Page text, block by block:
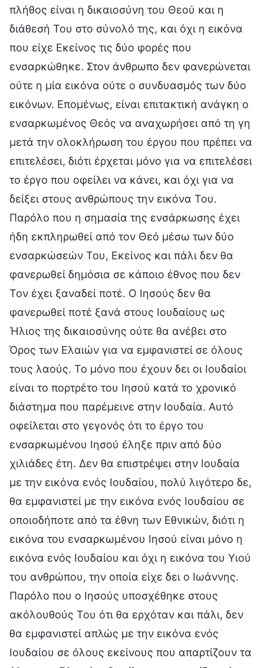
πλήθος είναι η δικαιοσύνη του Θεού και η
διάθεσή Του στο σύνολό της, και όχι η εικόνα
που είχε Εκείνος τις δύο φορές που
ενσαρκώθηκε. Στον άνθρωπο δεν φανερώνεται
ούτε η μία εικόνα ούτε ο συνδυασμός των δύο
εικόνων. Επομένως, είναι επιτακτική ανάγκη ο
ενσαρκωμένος Θεός να αναχωρήσει από τη γη
μετά την ολοκλήρωση του έργου που πρέπει να
επιτελέσει, διότι έρχεται μόνο για να επιτελέσει
το έργο που οφείλει να κάνει, και όχι για να
δείξει στους ανθρώπους την εικόνα Του.
Παρόλο που η σημασία της ενσάρκωσης έχει
ήδη εκπληρωθεί από τον Θεό μέσω των δύο
ενσαρκώσεών Του, Εκείνος και πάλι δεν θα
φανερωθεί δημόσια σε κάποιο έθνος που δεν
Τον έχει ξαναδεί ποτέ. Ο Ιησούς δεν θα
φανερωθεί ποτέ ξανά στους Ιουδαίους ως
Ήλιος της δικαιοσύνης ούτε θα ανέβει στο
Όρος των Ελαιών για να εμφανιστεί σε όλους
τους λαούς. Το μόνο που έχουν δει οι Ιουδαίοι
είναι το πορτρέτο του Ιησού κατά το χρονικό
διάστημα που παρέμεινε στην Ιουδαία. Αυτό
οφείλεται στο γεγονός ότι το έργο του
ενσαρκωμένου Ιησού έληξε πριν από δύο
χιλιάδες έτη. Δεν θα επιστρέψει στην Ιουδαία
με την εικόνα ενός Ιουδαίου, πολύ λιγότερο δε,
θα εμφανιστεί με την εικόνα ενός Ιουδαίου σε
οποιοδήποτε από τα έθνη των Εθνικών, διότι η
εικόνα του ενσαρκωμένου Ιησού είναι μόνο η
εικόνα ενός Ιουδαίου και όχι η εικόνα του Υιού
του ανθρώπου, την οποία είχε δει ο Ιωάννης.
Παρόλο που ο Ιησούς υποσχέθηκε στους
ακόλουθούς Του ότι θα ερχόταν και πάλι, δεν
θα εμφανιστεί απλώς με την εικόνα ενός
Ιουδαίου σε όλους εκείνους που απαρτίζουν τα